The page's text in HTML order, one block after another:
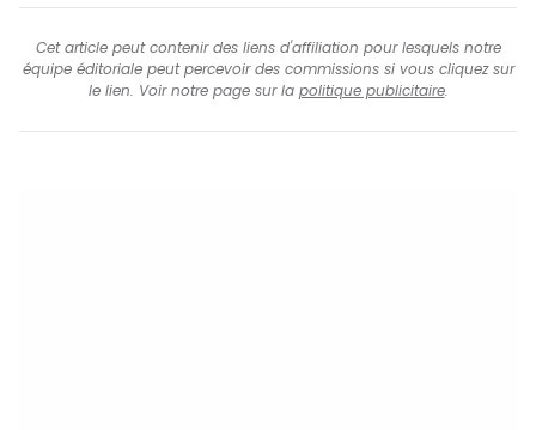
Cet article peut contenir des liens d'affiliation pour lesquels notre
équipe éditoriale peut percevoir des commissions si vous cliquez sur
le lien. Voir notre page sur la politique publicitaire.